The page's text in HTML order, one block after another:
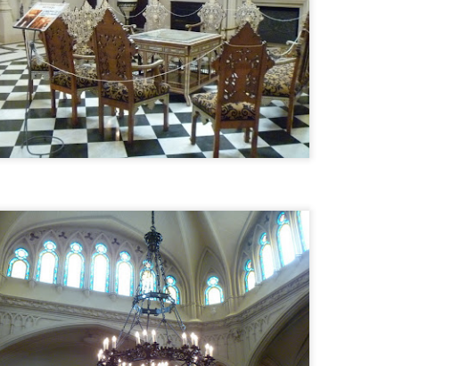
JUL
12
Hotel Concordia, donde el FANTASMA DE GARDEL
AÚN VIVE !
Hotel Concordia, donde el FANTASMA DE GARDEL AÚN VIVE !
Hay un hotel en la ciudad de SALTO, República Oriental del Uruguay,
donde el FANTASMA DE CARLOS GARDEL SIGUE DEAMBULANDO.
JUL
5
El dia que...MIKE TYSON QUISO PELEAR CON UN
GORILA.
El dia que...MIKE TYSON QUISO PELEAR CON UN GORILA.
COMO y POR QUÉ SE LE OCURRIÓ ESA LOCURA A TYSON ? Dejá
tu comentario opinando quien hubiese ganado. TE LO CUENTO EN EL
VIDEO.